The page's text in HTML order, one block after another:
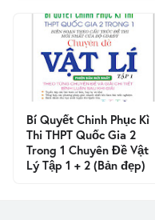
Bí Quyết Chinh Phục Kì
Thi THPT Quốc Gia 2
Trong 1 Chuyên Đề Vật
Lý Tập 1 + 2 (Bản đẹp)